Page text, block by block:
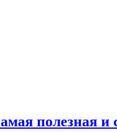
полезная и